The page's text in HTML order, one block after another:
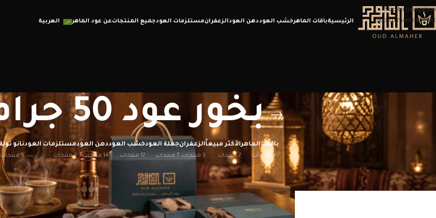
Skip to navigation
Skip to main content
الرئيسيةباقات الماهرخشب العوددهن العودالزعفرانمستلزمات العودجميع المنتجاتعن عود الماهر العربية
بخور عود 50 جرام
باقات الماهر
10 منتجات
الأكثر مبيعاً
7 منتجات
الزعفران
3 منتجات
جملة العود
7 منتجات
خشب العود
17 منتجات
دهن العود
14 منتجات
مستلزمات العود
7 منتجات
نانو
5 منتجات
الرئيسية/ منتجات تحت الوسم “بخور عود 50 جرام” إظهار 12
20